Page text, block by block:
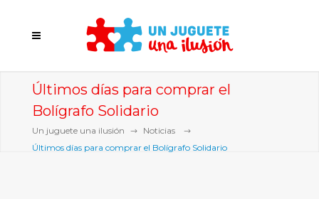
Últimos días para comprar el
Bolígrafo Solidario
Un juguete una ilusión
Noticias
Últimos días para comprar el Bolígrafo Solidario